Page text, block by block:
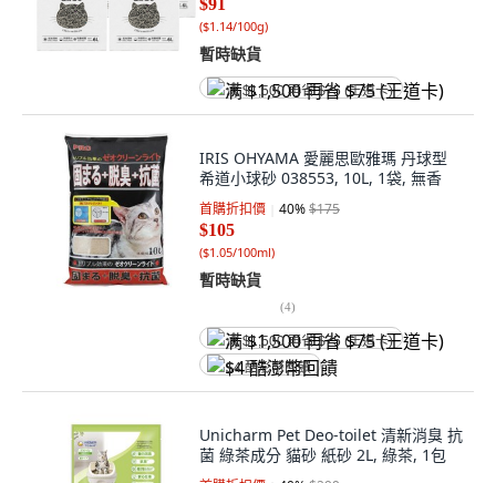
$91
($1.14/100g)
暫時缺貨
满 $1,500 再省 $75 (王道卡)
IRIS OHYAMA 愛麗思歐雅瑪 丹球型
希道小球砂 038553, 10L, 1袋, 無香
首購折扣價 40%$175
$105
($1.05/100ml)
暫時缺貨
(4)
满 $1,500 再省 $75 (王道卡)
$4 酷澎幣回饋
Unicharm Pet Deo-toilet 清新消臭 抗
菌 綠茶成分 貓砂 紙砂 2L, 綠茶, 1包